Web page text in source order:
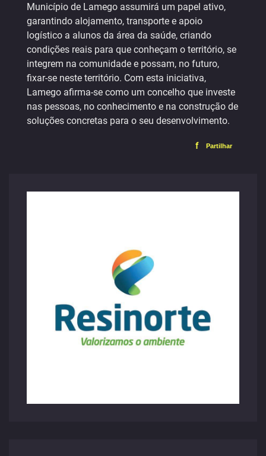
Município de Lamego assumirá um papel ativo,
garantindo alojamento, transporte e apoio
logístico a alunos da área da saúde, criando
condições reais para que conheçam o território, se
integrem na comunidade e possam, no futuro,
fixar-se neste território. Com esta iniciativa,
Lamego afirma-se como um concelho que investe
nas pessoas, no conhecimento e na construção de
soluções concretas para o seu desenvolvimento.
f Partilhar